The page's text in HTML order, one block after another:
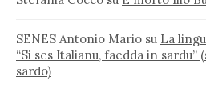
SENES Antonio Mario su La
“Si ses Italianu, faedda in sardu”
sardo)